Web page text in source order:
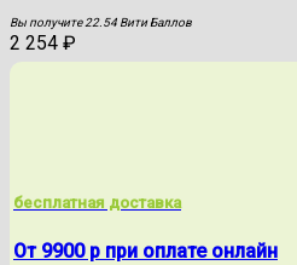
Вы получите 22.54 Вити Баллов
2 254 ₽
бесплатная доставка
От 9900 р при оплате онлайн